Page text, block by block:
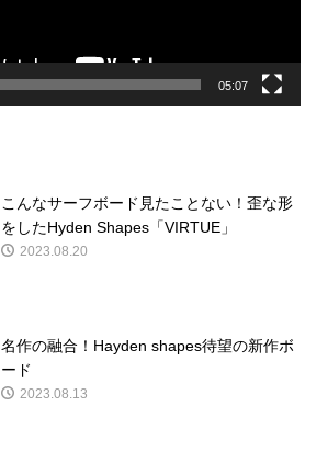
05:07
こんなサーフボード見たことない！歪な形
をしたHyden Shapes「VIRTUE」
2023.08.20
名作の融合！Hayden shapes待望の新作ボ
ード
2023.08.13